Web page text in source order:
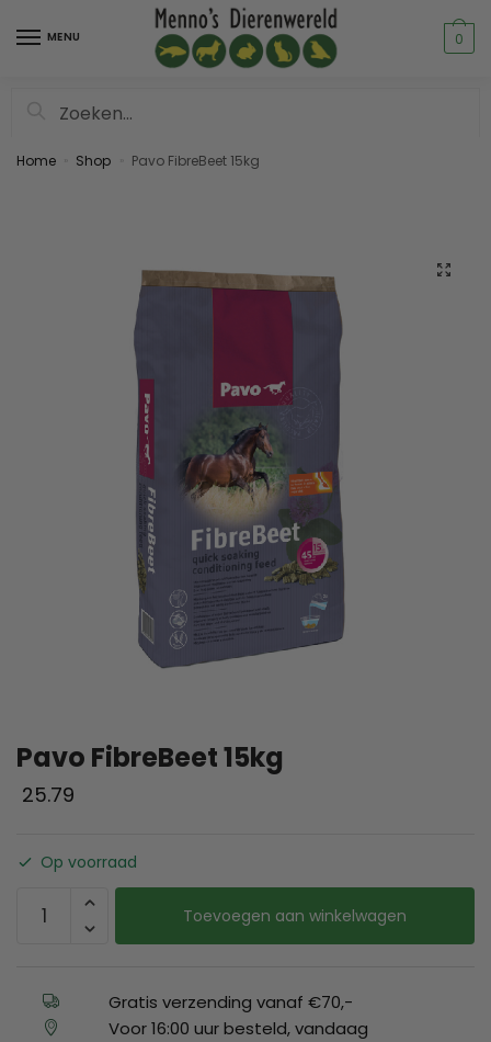
MENU 0
Home Shop Pavo FibreBeet 15kg
Pavo FibreBeet 15kg
25.79
Op voorraad
Toevoegen aan winkelwagen
Gratis verzending vanaf €70,-
Voor 16:00 uur besteld, vandaag